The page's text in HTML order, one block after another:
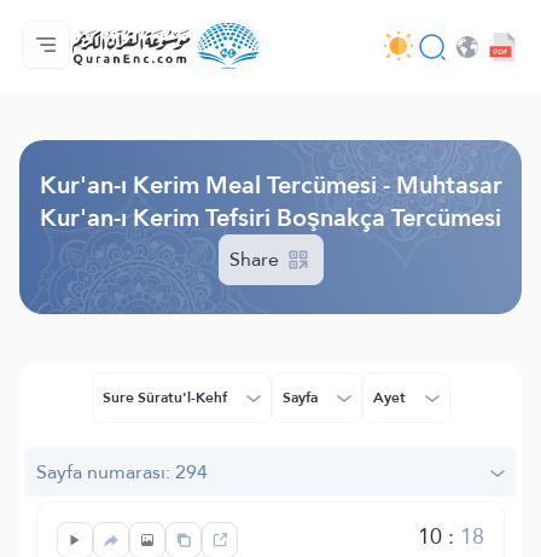
Anasayfa
Mealler Fihristi
Audio
Geliştirici Hizmetleri - API
Proje Hakkında
Biz bilen hab
Geçerli dil
Kur'an-ı Kerim Meal Tercümesi - Muhtasar
Kur'an-ı Kerim Tefsiri Boşnakça Tercümesi
Share
Sure Sûratu'l-Kehf Sayfa Ayet
Sayfa numarası: 294
10: 18